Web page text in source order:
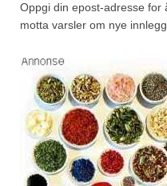
Oppgi din epost-adresse for
motta varsler om nye